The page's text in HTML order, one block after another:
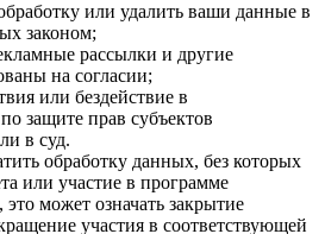
или удалить ваши данные в
законом;
рассылки и другие
на согласии;
или бездействие в
защите прав субъектов
в суд.
обработку данных, без которых
или участие в программе
может означать закрытие
участия в соответствующей